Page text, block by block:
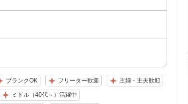
ブランクOK フリーター歓迎 主婦・主夫歓迎
ミドル（40代～）活躍中